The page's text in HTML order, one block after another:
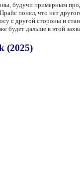
будучи примерным
понял, что нет
с другой стороны и
будет дальше в этой
(2025)